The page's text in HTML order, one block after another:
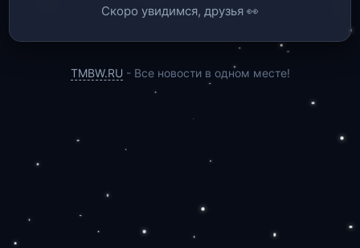
Скоро увидимся, друзья 👀
TMBW.RU - Все новости в одном месте!